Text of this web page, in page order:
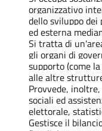
organizzativo
dello sviluppo
ed esterna
Si tratta di
gli organi di
supporto (come
alle altre
Provvede,
sociali ed
elettorale,
Gestisce il